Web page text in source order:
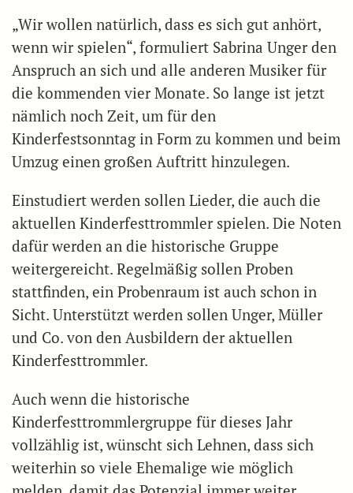
„Wir wollen natürlich, dass es sich gut anhört,
wenn wir spielen“, formuliert Sabrina Unger den
Anspruch an sich und alle anderen Musiker für
die kommenden vier Monate. So lange ist jetzt
nämlich noch Zeit, um für den
Kinderfestsonntag in Form zu kommen und beim
Umzug einen großen Auftritt hinzulegen.
Einstudiert werden sollen Lieder, die auch die
aktuellen Kinderfesttrommler spielen. Die Noten
dafür werden an die historische Gruppe
weitergereicht. Regelmäßig sollen Proben
stattfinden, ein Probenraum ist auch schon in
Sicht. Unterstützt werden sollen Unger, Müller
und Co. von den Ausbildern der aktuellen
Kinderfesttrommler.
Auch wenn die historische
Kinderfesttrommlergruppe für dieses Jahr
vollzählig ist, wünscht sich Lehnen, dass sich
weiterhin so viele Ehemalige wie möglich